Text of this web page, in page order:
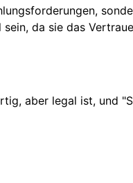
da sie das
aber legal ist, und